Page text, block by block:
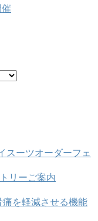
スーツオーダーフェ
リーご案内
痛を軽減させる機能